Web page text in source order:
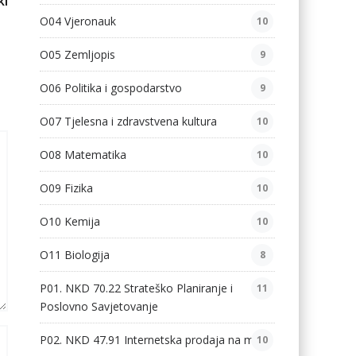
O04 Vjeronauk 10
O05 Zemljopis 9
O06 Politika i gospodarstvo 9
O07 Tjelesna i zdravstvena kultura 10
O08 Matematika 10
O09 Fizika 10
O10 Kemija 10
O11 Biologija 8
P01. NKD 70.22 Strateško Planiranje i
Poslovno Savjetovanje
11
P02. NKD 47.91 Internetska prodaja na malo
10